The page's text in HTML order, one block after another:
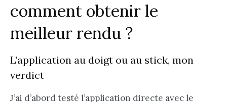
comment obtenir le
meilleur rendu ?
L’application au doigt ou au stick, mon
verdict
J’ai d’abord testé l’application directe avec le